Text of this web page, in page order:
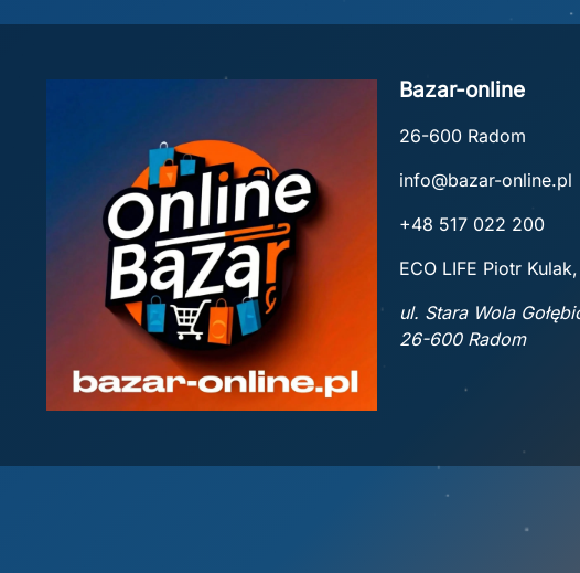
Bazar-online
26-600 Radom
info@bazar-online.pl
+48 517 022 200
ECO LIFE Piotr
ul. Stara Wola
26-600 Radom